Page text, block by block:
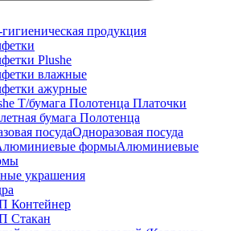
продукция
Plushe
влажные
ажурные
Т/бумага Полотенца Платочки
бумага Полотенца
Одноразовая посуда
Алюминиевые
украшения
Контейнер
Стакан